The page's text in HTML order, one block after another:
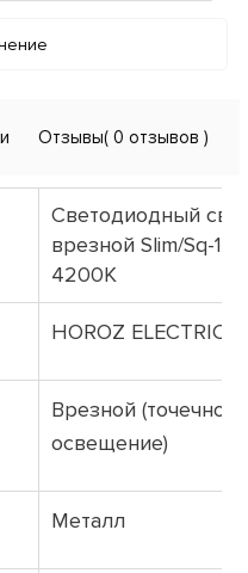
Отзывы( 0 отзывов )
Светодиодный
врезной Slim/Sq-15
4200К
HOROZ ELECTRIC
Врезной (точечное
освещение)
Металл